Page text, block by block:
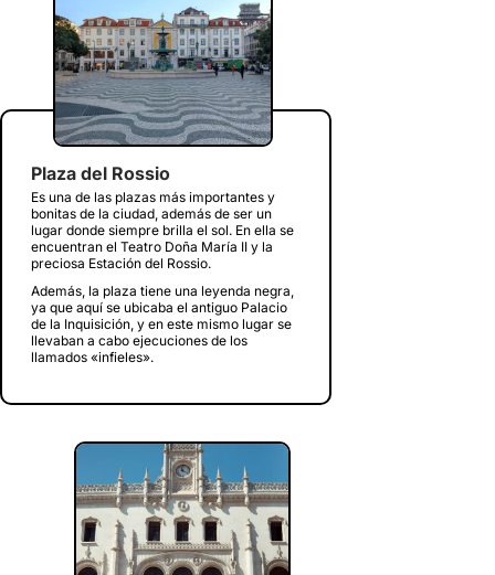
Plaza del Rossio
Es una de las plazas más importantes y
bonitas de la ciudad, además de ser un
lugar donde siempre brilla el sol. En ella se
encuentran el Teatro Doña María II y la
preciosa Estación del Rossio.
Además, la plaza tiene una leyenda negra,
ya que aquí se ubicaba el antiguo Palacio
de la Inquisición, y en este mismo lugar se
llevaban a cabo ejecuciones de los
llamados «infieles».